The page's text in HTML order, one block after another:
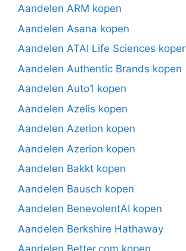
Aandelen ARM kopen
Aandelen Asana kopen
Aandelen ATAI Life Sciences
Aandelen Authentic Brands kopen
Aandelen Auto1 kopen
Aandelen Azelis kopen
Aandelen Azerion kopen
Aandelen Azerion kopen
Aandelen Bakkt kopen
Aandelen Bausch kopen
Aandelen BenevolentAI kopen
Aandelen Berkshire Hathaway